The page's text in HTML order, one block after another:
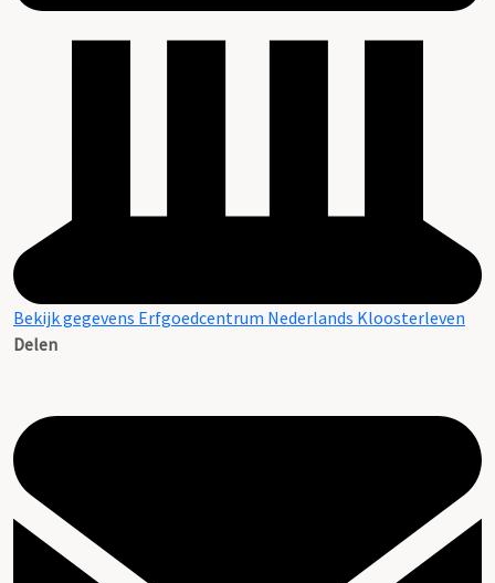
Bekijk gegevens Erfgoedcentrum Nederlands Kloosterleven
Delen